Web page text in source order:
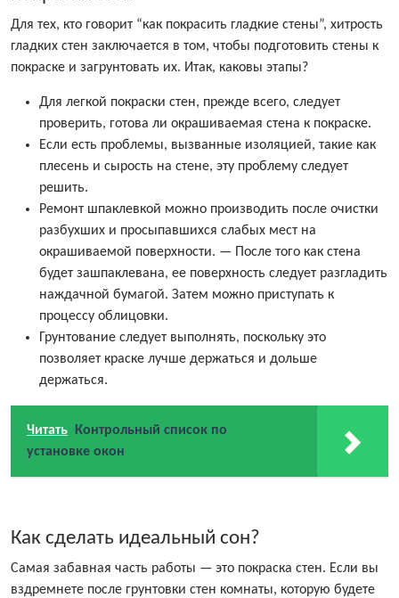
Для тех, кто говорит “как покрасить гладкие стены”, хитрость
гладких стен заключается в том, чтобы подготовить стены к
покраске и загрунтовать их. Итак, каковы этапы?
Для легкой покраски стен, прежде всего, следует
проверить, готова ли окрашиваемая стена к покраске.
Если есть проблемы, вызванные изоляцией, такие как
плесень и сырость на стене, эту проблему следует
решить.
Ремонт шпаклевкой можно производить после очистки
разбухших и просыпавшихся слабых мест на
окрашиваемой поверхности. — После того как стена
будет зашпаклевана, ее поверхность следует разгладить
наждачной бумагой. Затем можно приступать к
процессу облицовки.
Грунтование следует выполнять, поскольку это
позволяет краске лучше держаться и дольше
держаться.
Читать
Контрольный список по
установке окон
Как сделать идеальный сон?
Самая забавная часть работы — это покраска стен. Если вы
вздремнете после грунтовки стен комнаты, которую будете